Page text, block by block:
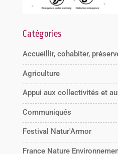
Catégories
Accueillir, cohabiter,
Agriculture
Appui aux collectivités et
Communiqués
Festival Natur'Armor
France Nature